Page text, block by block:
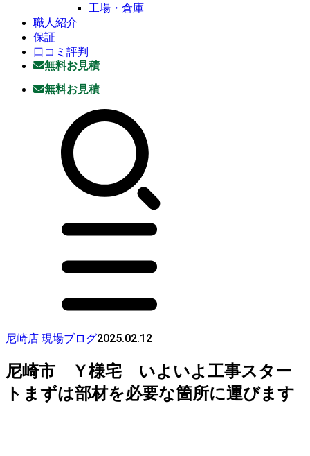
工場・倉庫
職人紹介
保証
口コミ評判
無料お見積
無料お見積
尼崎店 現場ブログ2025.02.12
尼崎市 Ｙ様宅 いよいよ工事スター
トまずは部材を必要な箇所に運びます